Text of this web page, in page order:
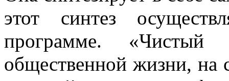
этот синтез
программе.
общественной жизни, на